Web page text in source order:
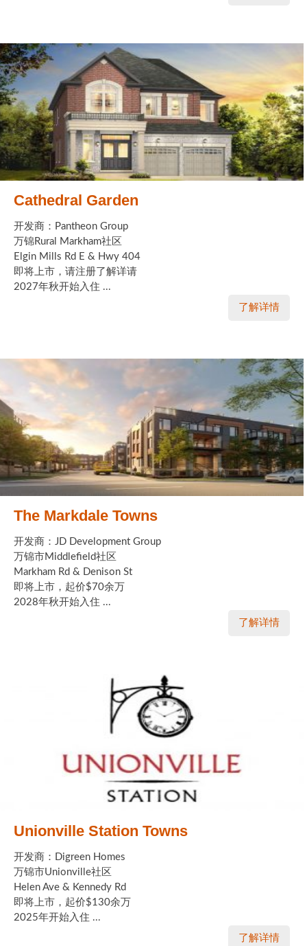
Cathedral Garden
开发商：Pantheon Group
万锦Rural Markham社区
Elgin Mills Rd E & Hwy 404
即将上市，请注册了解详请
2027年秋开始入住 ...
了解详情
The Markdale Towns
开发商：JD Development Group
万锦市Middlefield社区
Markham Rd & Denison St
即将上市，起价$70余万
2028年秋开始入住 ...
了解详情
Unionville Station Towns
开发商：Digreen Homes
万锦市Unionville社区
Helen Ave & Kennedy Rd
即将上市，起价$130余万
2025年开始入住 ...
了解详情